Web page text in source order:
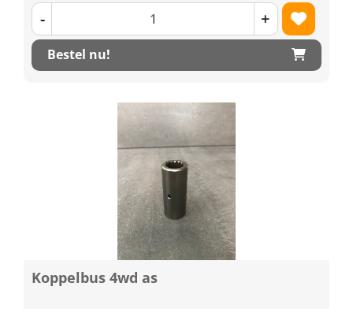
- +
Bestel nu!
Koppelbus 4wd as